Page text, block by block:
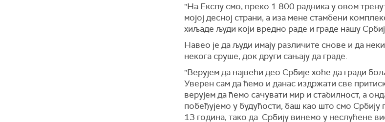
"На Експу смо, преко 1.800 радника у овом
мојој десној страни, а иза мене стамбени
хиљаде људи који вредно раде и граде нашу
Навео је да људи имају различите снове и да
некога сруше, док други сањају да граде.
"Верујем да највећи део Србије хоће да гради
Уверен сам да ћемо и данас издржати све
верујем да ћемо сачувати мир и стабилност, а
побеђујемо у будућости, баш као што смо Србију
13 година, тако да Србију винемо у неслућене